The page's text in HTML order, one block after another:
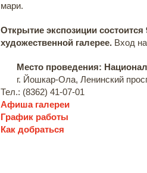
мари.
Открытие экспозиции
художественной галерее. Вход
Место проведения:
г. Йошкар-Ола, Ленинский
Тел.: (8362) 41-07-01
Афиша галереи
График работы
Как добраться